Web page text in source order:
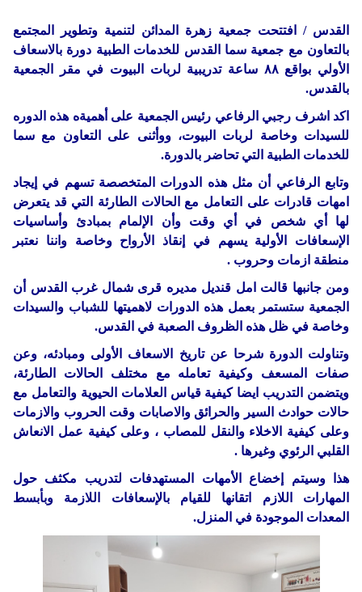
القدس / افتتحت جمعية زهرة المدائن لتنمية وتطوير المجتمع
بالتعاون مع جمعية سما القدس للخدمات الطبية دورة بالاسعاف
الأولي بواقع ٨٨ ساعة تدريبية لربات البيوت في مقر الجمعية
بالقدس.
اكد اشرف رجبي الرفاعي رئيس الجمعية على أهميةه هذه الدوره
للسيدات وخاصة لربات البيوت، ووأثنى على التعاون مع سما
للخدمات الطبية التي تحاضر بالدورة.
وتابع الرفاعي أن مثل هذه الدورات المتخصصة تسهم في إيجاد
امهات قادرات على التعامل مع الحالات الطارئة التي قد يتعرض
لها أي شخص في أي وقت وأن الإلمام بمبادئ وأساسيات
الإسعافات الأولية يسهم في إنقاذ الأرواح وخاصة واننا نعتبر
منطقة ازمات وحروب .
ومن جانبها قالت امل قنديل مديره قرى شمال غرب القدس أن
الجمعية ستستمر بعمل هذه الدورات لاهميتها للشباب والسيدات
وخاصة في ظل هذه الظروف الصعبة في القدس.
وتناولت الدورة شرحا عن تاريخ الاسعاف الأولى ومبادئه، وعن
صفات المسعف وكيفية تعامله مع مختلف الحالات الطارئة،
ويتضمن التدريب ايضا كيفية قياس العلامات الحيوية والتعامل مع
حالات حوادث السير والحرائق والاصابات وقت الحروب والازمات
وعلى كيفية الاخلاء والنقل للمصاب ، وعلى كيفية عمل الانعاش
القلبي الرئوي وغيرها .
هذا وسيتم إخضاع الأمهات المستهدفات لتدريب مكثف حول
المهارات اللازم اتقانها للقيام بالإسعافات اللازمة وبأبسط
المعدات الموجودة في المنزل.